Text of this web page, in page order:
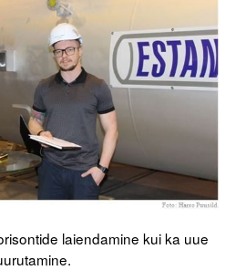
laiendamine kui ka uue